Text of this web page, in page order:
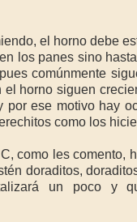
el horno debe
los panes sino
comúnmente
el horno siguen
por ese motivo hay
como los
como les comento,
doraditos,
un poco y